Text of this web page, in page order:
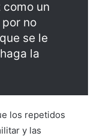
como un
no
se le
la
los repetidos
y las